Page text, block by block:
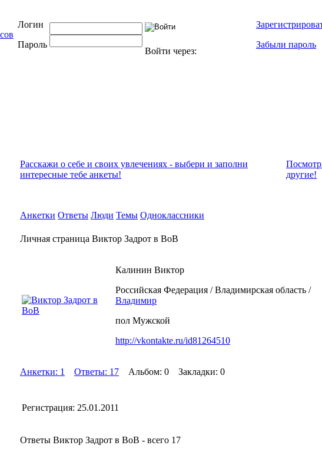
Логин
Пароль
Войти через:
Забыли пароль
Расскажи о себе и своих увлечениях - выбери и заполни
интересные тебе анкеты!
другие!
Анкетки Ответы Люди Темы Одноклассники
Личная страница Виктор Задрот в ВоВ
Калинин Виктор
Российская Федерация / Владимирская область /
Владимир
пол Мужской
http://vkontakte.ru/id81264510
Анкетки: 1 Ответы: 17 Альбом: 0 Закладки: 0
Регистрация: 25.01.2011
Ответы Виктор Задрот в ВоВ - всего 17